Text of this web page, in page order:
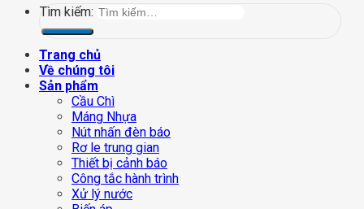
Tìm kiếm:
Trang chủ
Về chúng tôi
Sản phẩm
Cầu Chì
Máng Nhựa
Nút nhấn đèn báo
Rơ le trung gian
Thiết bị cảnh báo
Công tắc hành trình
Xử lý nước